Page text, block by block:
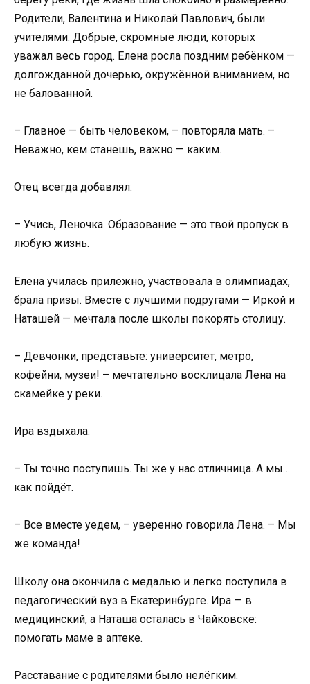
Родители, Валентина и Николай Павлович, были
учителями. Добрые, скромные люди, которых
уважал весь город. Елена росла поздним ребёнком —
долгожданной дочерью, окружённой вниманием, но
не балованной.
– Главное — быть человеком, – повторяла мать. –
Неважно, кем станешь, важно — каким.
Отец всегда добавлял:
– Учись, Леночка. Образование — это твой пропуск в
любую жизнь.
Елена училась прилежно, участвовала в олимпиадах,
брала призы. Вместе с лучшими подругами — Иркой и
Наташей — мечтала после школы покорять столицу.
– Девчонки, представьте: университет, метро,
кофейни, музеи! – мечтательно восклицала Лена на
скамейке у реки.
Ира вздыхала:
– Ты точно поступишь. Ты же у нас отличница. А мы…
как пойдёт.
– Все вместе уедем, – уверенно говорила Лена. – Мы
же команда!
Школу она окончила с медалью и легко поступила в
педагогический вуз в Екатеринбурге. Ира — в
медицинский, а Наташа осталась в Чайковске:
помогать маме в аптеке.
Расставание с родителями было нелёгким.